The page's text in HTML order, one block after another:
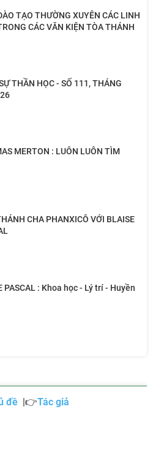
TẠO THƯỜNG XUYÊN CÁC LINH
CÁC VĂN KIỆN TÒA THÁNH
THẦN HỌC - SỐ 111, THÁNG
MERTON : LUÔN LUÔN TÌM
CHA PHANXICÔ VỚI BLAISE
PASCAL : Khoa học - Lý trí - Huyền
đề |👉Tác giả